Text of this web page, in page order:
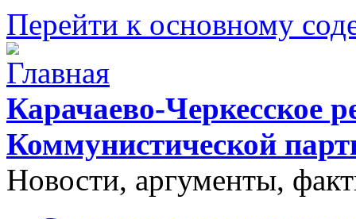
Перейти к основному
Карачаево-Черкесское
Коммунистической
Новости, аргументы,